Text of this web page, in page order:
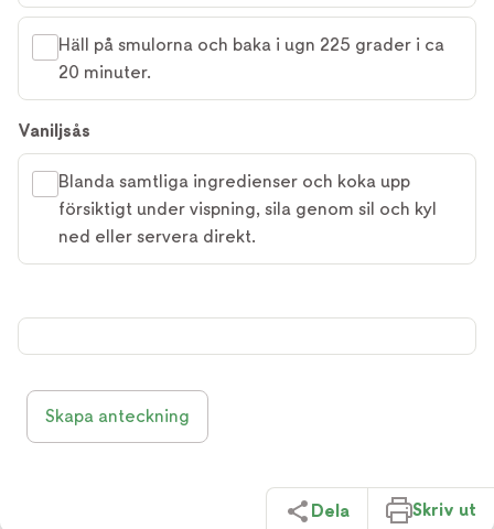
Häll på smulorna och baka i ugn 225 grader i ca
20 minuter.
Vaniljsås
Blanda samtliga ingredienser och koka upp
försiktigt under vispning, sila genom sil och kyl
ned eller servera direkt.
Skapa anteckning
Dela Skriv ut